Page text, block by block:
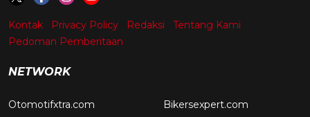
Kontak Privacy Policy Redaksi
Tentang Kami
Pedoman Pemberitaan
NETWORK
Otomotifxtra.com Bikersexpert.com